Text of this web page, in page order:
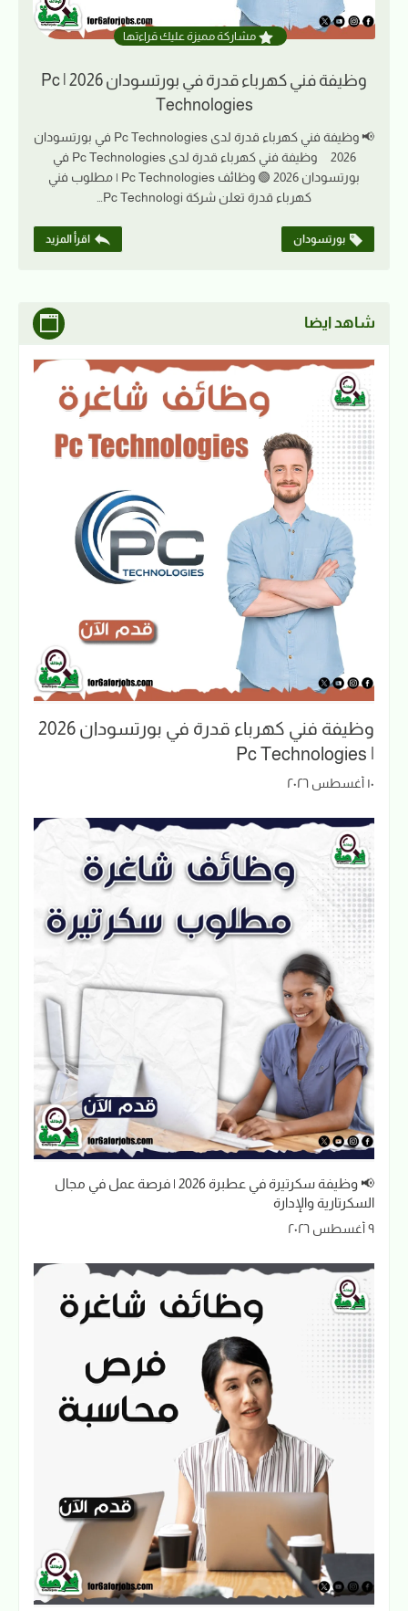
مشاركة مميزة عليك قراءتها
وظيفة فني كهرباء قدرة في بورتسودان 2026 | Pc
Technologies
📢 وظيفة فني كهرباء قدرة لدى Pc Technologies في بورتسودان
2026 وظيفة فني كهرباء قدرة لدى Pc Technologies في
بورتسودان 2026 🟢 وظائف Pc Technologies | مطلوب فني
كهرباء قدرة تعلن شركة Pc Technologi…
بورتسودان اقرأ المزيد
شاهد ايضا
وظيفة فني كهرباء قدرة في بورتسودان 2026
١٠ أغسطس ٢٠٢٦
📢 وظيفة سكرتيرة في عطبرة 2026 | فرصة عمل في مجال
السكرتارية والإدارة
٩ أغسطس ٢٠٢٦